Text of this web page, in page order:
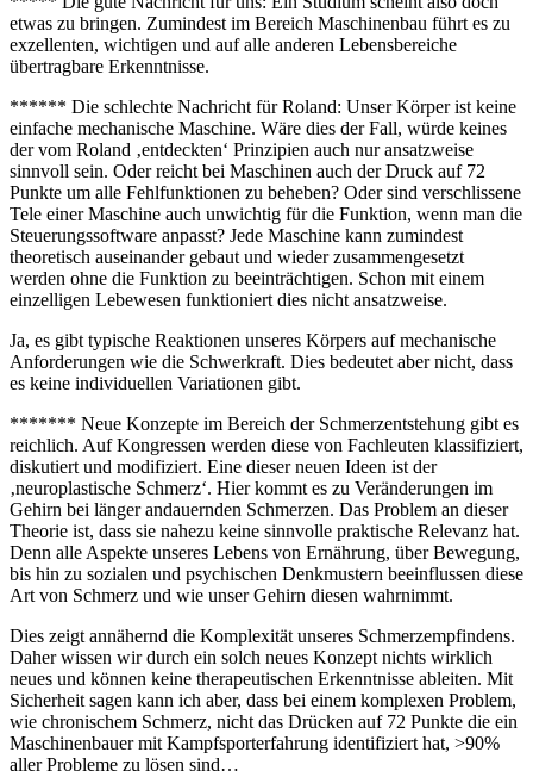
etwas zu bringen. Zumindest im Bereich Maschinenbau führt es zu
exzellenten, wichtigen und auf alle anderen Lebensbereiche
übertragbare Erkenntnisse.
****** Die schlechte Nachricht für Roland: Unser Körper ist keine
einfache mechanische Maschine. Wäre dies der Fall, würde keines
der vom Roland ‚entdeckten‘ Prinzipien auch nur ansatzweise
sinnvoll sein. Oder reicht bei Maschinen auch der Druck auf 72
Punkte um alle Fehlfunktionen zu beheben? Oder sind verschlissene
Tele einer Maschine auch unwichtig für die Funktion, wenn man die
Steuerungssoftware anpasst? Jede Maschine kann zumindest
theoretisch auseinander gebaut und wieder zusammengesetzt
werden ohne die Funktion zu beeinträchtigen. Schon mit einem
einzelligen Lebewesen funktioniert dies nicht ansatzweise.
Ja, es gibt typische Reaktionen unseres Körpers auf mechanische
Anforderungen wie die Schwerkraft. Dies bedeutet aber nicht, dass
es keine individuellen Variationen gibt.
******* Neue Konzepte im Bereich der Schmerzentstehung gibt es
reichlich. Auf Kongressen werden diese von Fachleuten klassifiziert,
diskutiert und modifiziert. Eine dieser neuen Ideen ist der
‚neuroplastische Schmerz‘. Hier kommt es zu Veränderungen im
Gehirn bei länger andauernden Schmerzen. Das Problem an dieser
Theorie ist, dass sie nahezu keine sinnvolle praktische Relevanz hat.
Denn alle Aspekte unseres Lebens von Ernährung, über Bewegung,
bis hin zu sozialen und psychischen Denkmustern beeinflussen diese
Art von Schmerz und wie unser Gehirn diesen wahrnimmt.
Dies zeigt annähernd die Komplexität unseres Schmerzempfindens.
Daher wissen wir durch ein solch neues Konzept nichts wirklich
neues und können keine therapeutischen Erkenntnisse ableiten. Mit
Sicherheit sagen kann ich aber, dass bei einem komplexen Problem,
wie chronischem Schmerz, nicht das Drücken auf 72 Punkte die ein
Maschinenbauer mit Kampfsporterfahrung identifiziert hat, >90%
aller Probleme zu lösen sind…